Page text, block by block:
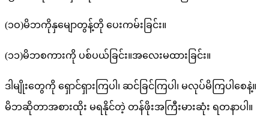
(၁ဝ)မိဘကိုနှမျောတွန့်တို ပေးကမ်းခြင်း။
(၁၁)မိဘစကားကို ပစ်ပယ်ခြင်း။အလေးမထားခြင်း။
ဒါမျိုးတွေကို ရှောင်ရှားကြပါ၊ ဆင်ခြင်ကြပါ၊ မလုပ်မိကြပါစေနဲ့။
မိဘဆိုတာအစားထိုး မရနိုင်တဲ့ တန်ဖိုးအကြီးမားဆုံး ရတနာပါ။